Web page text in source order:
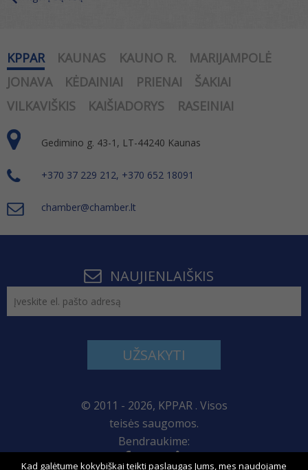
KPPAR KAUNAS KAUNO R.
MARIJAMPOLĖ
JONAVA
KĖDAINIAI PRIENAI
ŠAKIAI
VILKAVIŠKIS
KAIŠIADORYS RASEINIAI
Gedimino g. 43-1, LT-44240 Kaunas
+370 37 229 212, +370 652 18091
chamber@chamber.lt
NAUJIENLAIŠKIS
UŽSAKYTI
© 2011 - 2026, KPPAR . Visos
teisės saugomos.
Bendraukime:
Kad galėtume kokybiškai teikti paslaugas Jums, mes naudojame